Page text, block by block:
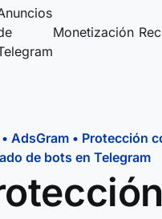
Monetización
• AdsGram • Protección
de bots en Telegram